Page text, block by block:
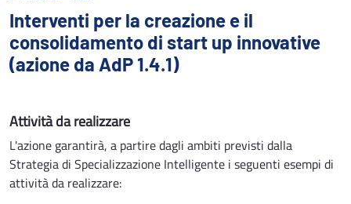
Interventi per la creazione e il
consolidamento di start up innovative
(azione da AdP 1.4.1)
Attività da realizzare
L'azione garantirà, a partire dagli ambiti previsti dalla
Strategia di Specializzazione Intelligente i seguenti esempi di
attività da realizzare: